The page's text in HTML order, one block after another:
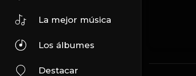
La mejor música
Los álbumes
Destacar